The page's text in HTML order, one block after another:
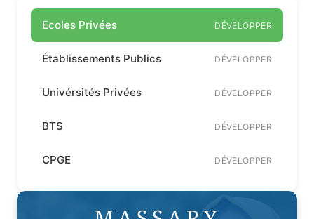
Ecoles Privées DÉVELOPPER
Établissements Publics DÉVELOPPER
Univérsités Privées DÉVELOPPER
BTS DÉVELOPPER
CPGE DÉVELOPPER